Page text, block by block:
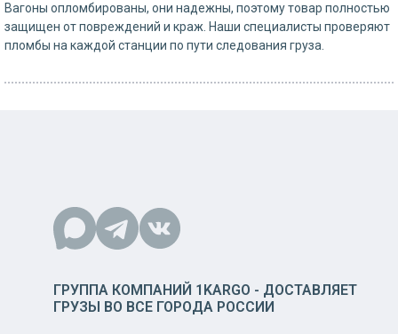
Вагоны опломбированы, они надежны, поэтому товар полностью
защищен от повреждений и краж. Наши специалисты проверяют
пломбы на каждой станции по пути следования груза.
ГРУППА КОМПАНИЙ 1KARGO - ДОСТАВЛЯЕТ
ГРУЗЫ ВО ВСЕ ГОРОДА РОССИИ